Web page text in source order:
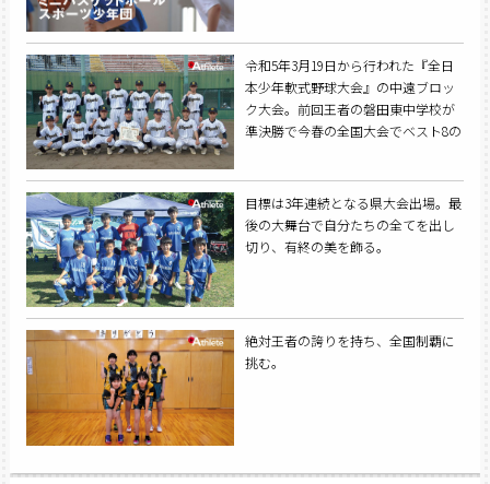
令和5年3月19日から行われた『全日
本少年軟式野球大会』の中遠ブロッ
ク大会。前回王者の磐田東中学校が
準決勝で今春の全国大会でベスト8の
た。
目標は3年連続となる県大会出場。最
後の大舞台で自分たちの全てを出し
切り、有終の美を飾る。
絶対王者の誇りを持ち、全国制覇に
挑む。